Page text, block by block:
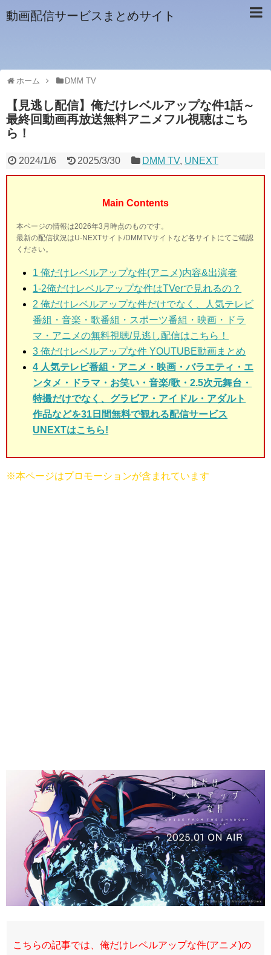
動画配信サービスまとめサイト
ホーム DMM TV
【見逃し配信】俺だけレベルアップな件1話～
最終回動画再放送無料アニメフル視聴はこち
ら！
2024/1/6 2025/3/30 DMM TV, UNEXT
Main Contents
本ページの情報は2026年3月時点のものです。
最新の配信状況はU-NEXTサイト/DMMTVサイトなど各サイトにてご確認
ください。
1 俺だけレベルアップな件(アニメ)内容&出演者
1-2俺だけレベルアップな件はTVerで見れるの？
2 俺だけレベルアップな件だけでなく、人気テレビ
番組・音楽・歌番組・スポーツ番組・映画・ドラ
マ・アニメの無料視聴/見逃し配信はこちら！
3 俺だけレベルアップな件YOUTUBE動画まとめ
4 人気テレビ番組・アニメ・映画・バラエティ・エ
ンタメ・ドラマ・お笑い・音楽/歌・2.5次元舞台・
特撮だけでなく、グラビア・アイドル・アダルト
作品などを31日間無料で観れる配信サービス
UNEXTはこちら!
※本ページはプロモーションが含まれています
こちらの記事では、俺だけレベルアップな件(アニメ)の